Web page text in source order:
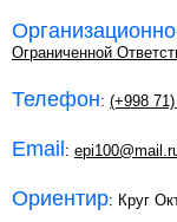
Ограниченной
Телефон: (+998
Email :
Ориентир: Круг